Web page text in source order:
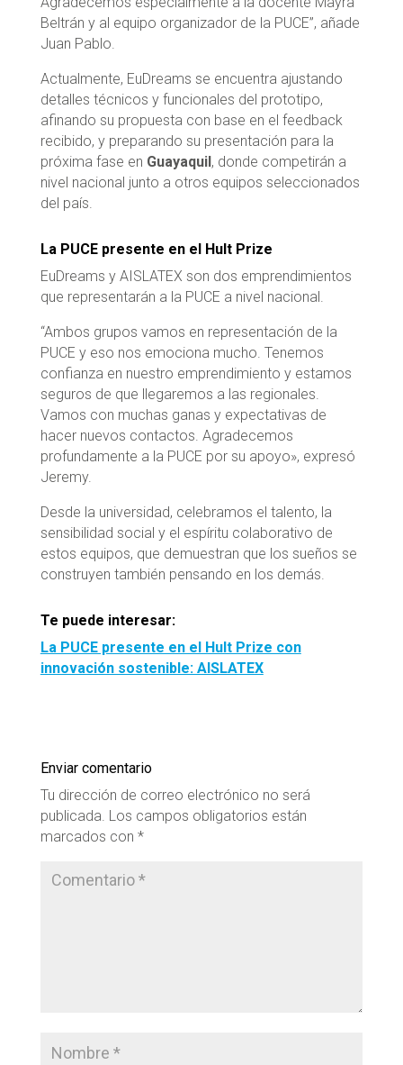
Beltrán y al equipo organizador de la PUCE”, añade
Juan Pablo.
Actualmente, EuDreams se encuentra ajustando
detalles técnicos y funcionales del prototipo,
afinando su propuesta con base en el feedback
recibido, y preparando su presentación para la
próxima fase en Guayaquil , donde competirán a
nivel nacional junto a otros equipos seleccionados
del país.
La PUCE presente en el Hult Prize
EuDreams y AISLATEX son dos emprendimientos
que representarán a la PUCE a nivel nacional.
“Ambos grupos vamos en representación de la
PUCE y eso nos emociona mucho. Tenemos
confianza en nuestro emprendimiento y estamos
seguros de que llegaremos a las regionales.
Vamos con muchas ganas y expectativas de
hacer nuevos contactos. Agradecemos
profundamente a la PUCE por su apoyo», expresó
Jeremy.
Desde la universidad, celebramos el talento, la
sensibilidad social y el espíritu colaborativo de
estos equipos, que demuestran que los sueños se
construyen también pensando en los demás.
Te puede interesar:
La PUCE presente en el Hult Prize con
innovación sostenible: AISLATEX
Enviar comentario
Tu dirección de correo electrónico no será
publicada. Los campos obligatorios están
marcados con *